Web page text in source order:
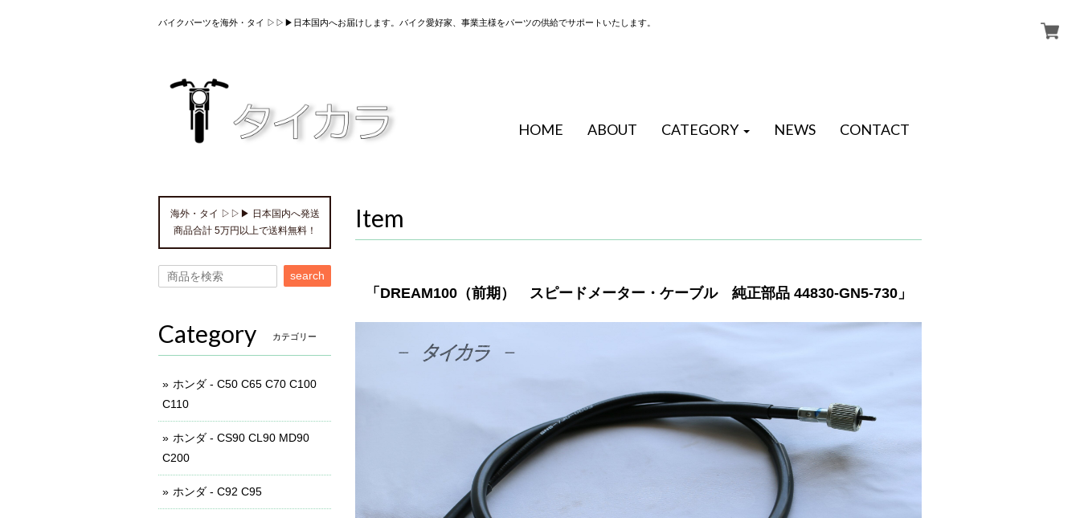
バイクパーツを海外・タイ ▷▷▶日本国内へお届けします。バイク愛好家、事業主様をパーツの供給でサポートいたします。
HOME ABOUT CATEGORY NEWS CONTACT
Item
「DREAM100（前期） スピードメーター・ケーブル 純正部品 44830-GN5-730」
海外・タイ ▷▷▶ 日本国内へ発送
商品合計 5万円以上で送料無料！
search
Category カテゴリー
ホンダ - C50 C65 C70 C100
C110
ホンダ - CS90 CL90 MD90
C200
ホンダ - C92 C95